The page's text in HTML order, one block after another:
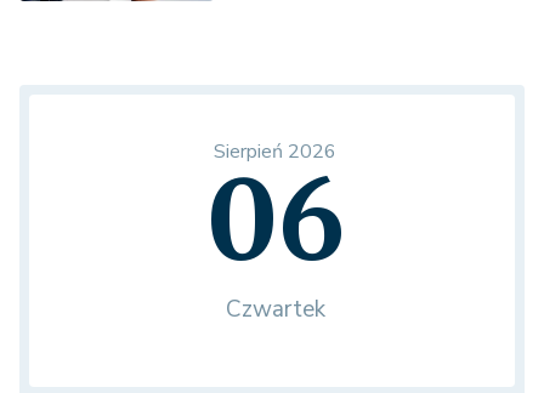
Sierpień 2026
06
Czwartek